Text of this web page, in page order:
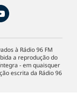
à Rádio 96 FM
a reprodução do
- em quaisquer
escrita da Rádio 96